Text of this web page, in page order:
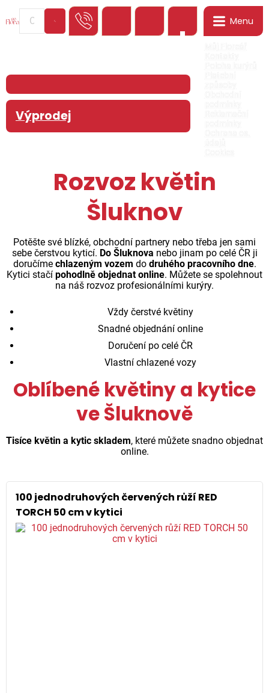
Menu
Výprodej
Rozvoz květin
Šluknov
Potěšte své blízké, obchodní partnery nebo třeba jen sami
sebe čerstvou kyticí. Do Šluknova nebo jinam po celé ČR ji
doručíme chlazeným vozem do druhého pracovního dne.
Kytici stačí pohodlně objednat online. Můžete se spolehnout
na náš rozvoz profesionálními kurýry.
Vždy čerstvé květiny
Snadné objednání online
Doručení po celé ČR
Vlastní chlazené vozy
Oblíbené květiny a kytice
ve Šluknově
Tisíce květin a kytic skladem, které můžete snadno objednat
online.
100 jednodruhových červených růží RED
TORCH 50 cm v kytici